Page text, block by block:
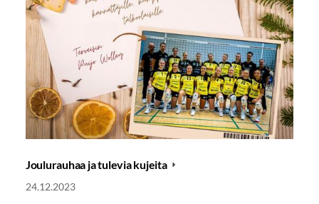
Joulurauhaa ja tulevia kujeita
24.12.2023